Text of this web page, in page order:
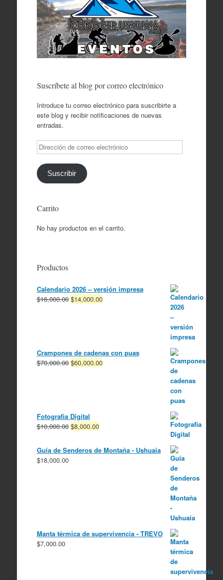
Suscríbete al blog por correo electrónico
Introduce tu correo electrónico para suscribirte a
este blog y recibir notificaciones de nuevas
entradas.
Dirección
de
correo
electrónico
Suscribir
Carrito
No hay productos en el carrito.
Productos
Calendario 2026 – versión impresa
$16,000.00 El
$14,000.00El
Crampones de cadenas con puas
$70,000.00 El
$60,000.00El
Fotografia Digital
$10,000.00 El
original
era:
$8,000.00El
actual
es:
Guía de Senderos de Montaña - Ushuaia
$18,000.00
Manta térmica de supervivencia - TREVO
$7,000.00